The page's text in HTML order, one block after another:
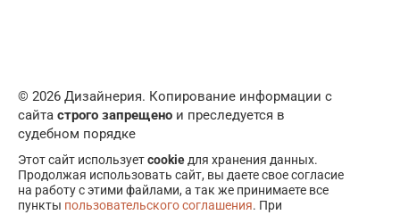
© 2026 Дизайнерия. Копирование информации с
сайта строго запрещено и преследуется в
судебном порядке
Этот сайт используетcookieдля хранения данных.
Продолжая использовать сайт, вы даете свое согласие
на работу с этими файлами, а так же принимаете все
пункты пользовательского соглашения. При